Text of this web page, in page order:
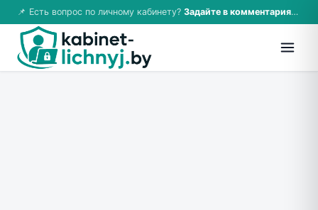
📌 Есть вопрос по личному кабинету? Задайте в комментариях — ответим!